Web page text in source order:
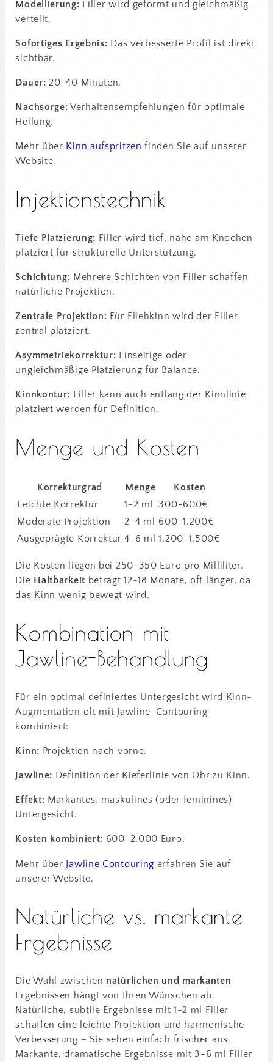
Modellierung: Filler wird geformt und gleichmäßig
verteilt.
Sofortiges Ergebnis: Das verbesserte Profil ist direkt
sichtbar.
Dauer: 20-40 Minuten.
Nachsorge: Verhaltensempfehlungen für optimale
Heilung.
Mehr über Kinn aufspritzen finden Sie auf unserer
Website.
Injektionstechnik
Tiefe Platzierung: Filler wird tief, nahe am Knochen
platziert für strukturelle Unterstützung.
Schichtung: Mehrere Schichten von Filler schaffen
natürliche Projektion.
Zentrale Projektion: Für Fliehkinn wird der Filler
zentral platziert.
Asymmetriekorrektur: Einseitige oder
ungleichmäßige Platzierung für Balance.
Kinnkontur: Filler kann auch entlang der Kinnlinie
platziert werden für Definition.
Menge und Kosten
Korrekturgrad Menge
Kosten
Leichte Korrektur
1-2 ml
300-600€
Moderate Projektion
2-4 ml
600-1.200€
Ausgeprägte Korrektur 4-6 ml 1.200-1.500€
Die Kosten liegen bei 250-350 Euro pro Milliliter.
Die Haltbarkeit beträgt 12-18 Monate, oft länger, da
das Kinn wenig bewegt wird.
Kombination mit
Jawline-Behandlung
Für ein optimal definiertes Untergesicht wird Kinn-
Augmentation oft mit Jawline-Contouring
kombiniert:
Kinn: Projektion nach vorne.
Jawline: Definition der Kieferlinie von Ohr zu Kinn.
Effekt: Markantes, maskulines (oder feminines)
Untergesicht.
Kosten kombiniert: 600-2.000 Euro.
Mehr über Jawline Contouring erfahren Sie auf
unserer Website.
Natürliche vs. markante
Ergebnisse
Die Wahl zwischen natürlichen und markanten
Ergebnissen hängt von Ihren Wünschen ab.
Natürliche, subtile Ergebnisse mit 1-2 ml Filler
schaffen eine leichte Projektion und harmonische
Verbesserung – Sie sehen einfach frischer aus.
Markante, dramatische Ergebnisse mit 3-6 ml Filler